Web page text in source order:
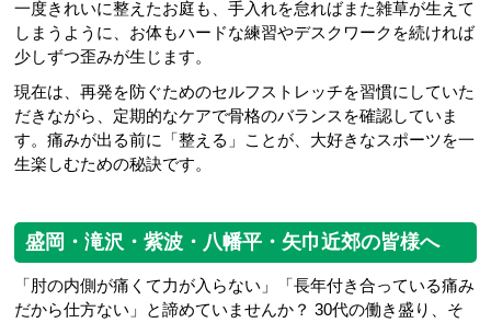
一度きれいに整えたお庭も、手入れを怠ればまた雑草が生えて
しまうように、お体もハードな練習やデスクワークを続ければ
少しずつ歪みが生じます。
現在は、再発を防ぐためのセルフストレッチを習慣にしていた
だきながら、定期的なケアで骨格のバランスを確認していま
す。痛みが出る前に「整える」ことが、大好きなスポーツを一
生楽しむための秘訣です。
盛岡・滝沢・紫波・八幡平・矢巾近郊の皆様へ
「肘の内側が痛くて力が入らない」「長年付き合っている痛み
だから仕方ない」と諦めていませんか？ 30代の働き盛り、そ